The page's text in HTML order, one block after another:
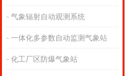
气象辐射自动观测系统
一体化多参数自动监测气象站
化工厂区防爆气象站